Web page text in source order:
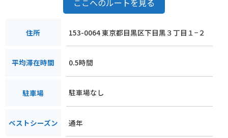
ここへのルートを見る
住所 153-0064 東京都目黒区下目黒３丁目１−２
平均滞在時間 0.5時間
駐車場 駐車場なし
ベストシーズン 通年